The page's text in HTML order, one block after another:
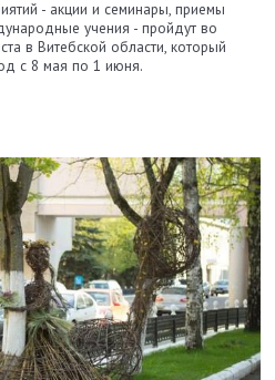
- акции и семинары, приемы
учения - пройдут во
в Витебской области, который
с 8 мая по 1 июня.